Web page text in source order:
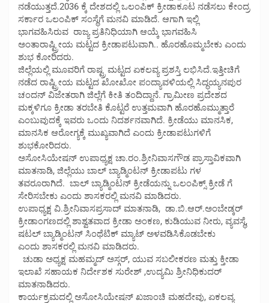
ನಡೆಯುತ್ತದೆ.2036 ಕ್ಕೆ ದೇಶದಲ್ಲಿ ಒಲಂಪಿಕ್ ಕ್ರೀಡಾಕೂಟ ನಡೆಸಲು ಕೇಂದ್ರ
ಸರ್ಕಾರ ಒಲಂಪಿಕ್‌ ಸಂಸ್ಥೆಗೆ ಮನವಿ ಮಾಡಿದೆ. ಆಗಾಗಿ ಇಲ್ಲಿ
ಭಾಗವಹಿಸಿರುವ ರಾಜ್ಯ ಪ್ರತಿನಿಧಿಯಾಗಿ ಆಯ್ಕೆ ಭಾಗವಹಿಸಿ
ಅಂತಾರಾಷ್ಟ್ರೀಯ ಮಟ್ಟದ ಕ್ರೀಡಾಪಟುವಾಗಿ.. ಹೊರಹೊಮ್ಮಬೇಕು ಎಂದು
ಶುಭ ಕೋರಿದರು.
ಜಿಲ್ಲೆಯಲ್ಲಿ ಮೂವರಿಗೆ ರಾಷ್ಟ್ರ ಮಟ್ಟದ ಏಕಲವ್ಯ ಪ್ರಶಸ್ತಿ ಲಭಿಸಿದೆ.ಇತ್ತೀಚಿಗೆ
ನಡೆದ ರಾಷ್ಟ್ರೀಯ ಮಟ್ಟದ ಖೋಖೋ ಪಂದ್ಯಾವಳಿಯಲ್ಲಿ ಸಿದ್ಧಯ್ಯನಪುರ
ಚಂದನ್ ವಿಜೇತರಾಗಿ ಜಿಲ್ಲೆಗೆ ಕೀತಿ ತಂದಿದ್ದಾನೆ. ಗ್ರಾಮೀಣ ಪ್ರದೇಶದ
ಮಕ್ಕಳಿಗೂ ಕ್ರೀಡಾ ತರಬೇತಿ ಕೊಟ್ಟರೆ ಉತ್ತಮವಾಗಿ ಹೊರಹೊಮ್ಮುತ್ತಾರೆ
ಎಂಬುವುದಕ್ಕೆ ಇವರು ಒಂದು ನಿದರ್ಶನವಾಗಿದೆ. ಕ್ರೀಡೆಯು ಮಾನಸಿಕ,
ಮಾನಸಿಕ ಆರೋಗ್ಯಕ್ಕೆ ಮುಖ್ಯವಾಗಿದೆ ಎಂದು ಕ್ರೀಡಾಪಟುಗಳಿಗೆ
ಶುಭಕೋರಿದರು.
ಅಸೋಸಿಯೇಷನ್ ಉಪಾಧ್ಯಕ್ಷ ಚಾ.ರಂ.ಶ್ರೀನಿವಾಸಗೌಡ ಪ್ರಾಸ್ತಾವಿಕವಾಗಿ
ಮಾತನಾಡಿ, ಜಿಲ್ಲೆಯು ಬಾಲ್ ಬ್ಯಾಡ್ಮಿಂಟನ್ ಕ್ರೀಡಾಪಟು ಗಳ
ತವರೂರಾಗಿದೆ. ಬಾಲ್ ಬ್ಯಾಡ್ಮಿಂಟನ್ ಕ್ರೀಡೆಯನ್ನು ಒಲಂಪಿಕ್ಸ್ ಕ್ರೀಡೆ ಗೆ
ಸೇರಿಸಬೇಕು ಎಂದು ಶಾಸಕರಲ್ಲಿ ಮನವಿ ಮಾಡಿದರು.
ಉಪಾಧ್ಯಕ್ಷ ವಿ.ಶ್ರೀನಿವಾಸಪ್ರಸಾದ್ ಮಾತನಾಡಿ, ಡಾ.ಬಿ.ಆರ್.ಅಂಬೇಡ್ಕರ್
ಕ್ರೀಡಾಂಗಣದಲ್ಲಿ ಶಾಶ್ವತವಾದ ಕ್ರೀಡಾ ಅಂಕಣ, ಕುಡಿಯುವ ನೀರು, ವ್ಯವಸ್ಥೆ,
ಷಟಲ್ ಬ್ಯಾಡ್ಮಿಂಟನ್ ಸಿಂಥೆಟಿಕ್ ಮ್ಯಾಟ್ ಅಳವಡಿಸಿಕೊಡಬೇಕು
ಎಂದು ಶಾಸಕರಲ್ಲಿ ಮನವಿ ಮಾಡಿದರು.
ಚುಡಾ ಅಧ್ಯಕ್ಷ ಮಹಮ್ಮದ್ ಅಸ್ಗರ್, ಯುವ ಸಬಲೀಕರಣ ಮತ್ತು ಕ್ತೀಡಾ
ಇಲಾಖೆ ಸಹಾಯಕ ನಿರ್ದೇಶಕ ಸುರೇಶ್ ,ಉದ್ಯಮಿ ಶ್ರೀನಿಧಿಕುದರ್
ಮಾತನಾಡಿದರು.
ಕಾರ್ಯಕ್ರಮದಲ್ಲಿ ಅಸೋಸಿಯೇಷನ್ ಖಜಾಂಚಿ ಮಹದೇವು, ಏಕಲವ್ಯ